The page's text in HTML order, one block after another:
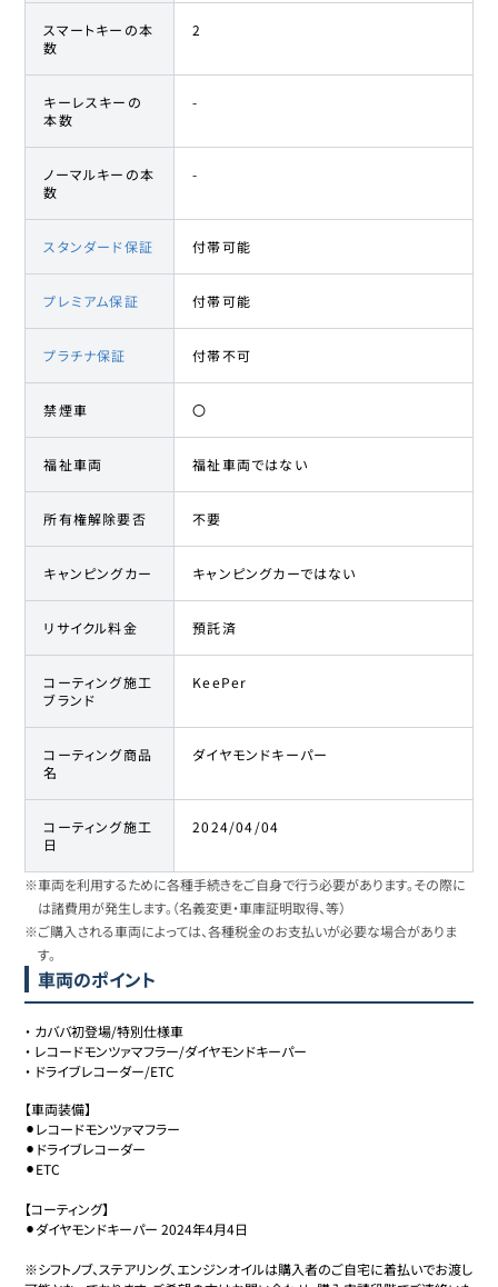
スマートキーの本
数
2
キーレスキーの
本数
-
ノーマルキーの本
数
-
スタンダード保証 付帯可能
プレミアム保証 付帯可能
プラチナ保証 付帯不可
禁煙車 〇
福祉車両 福祉車両ではない
所有権解除要否 不要
キャンピングカー キャンピングカーではない
リサイクル料金 預託済
コーティング施工
ブランド
KeePer
コーティング商品
名
ダイヤモンドキーパー
コーティング施工
日
2024/04/04
※車両を利用するために各種手続きをご自身で行う必要があります。その際に
は諸費用が発生します。（名義変更・車庫証明取得、等）
※ご購入される車両によっては、各種税金のお支払いが必要な場合がありま
す。
車両のポイント
・ カババ初登場/特別仕様車
・ レコードモンツァマフラー/ダイヤモンドキーパー
・ ドライブレコーダー/ETC
【車両装備】
⚫︎レコードモンツァマフラー
⚫︎ドライブレコーダー
⚫︎ETC
【コーティング】
⚫︎ダイヤモンドキーパー 2024年4月4日
※シフトノブ、ステアリング、エンジンオイルは購入者のご自宅に着払いでお渡し